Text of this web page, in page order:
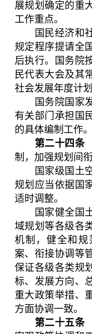
展规划确定的重
工作重点。
国民经济和社
规定程序提请全
后执行。国务院
民代表大会及其
社会发展年度计
国务院国家发
有关部门承担国
的具体编制工作。
第二十四条
制，加强规划间
国家级国土空
规划应当依据国
适时调整。
国家健全国土
域规划等各级各
机制，健全和
案、衔接协调等
保证各级各类规
标、发展方向、
重大政策举措、
方面协调一致。
第二十五条